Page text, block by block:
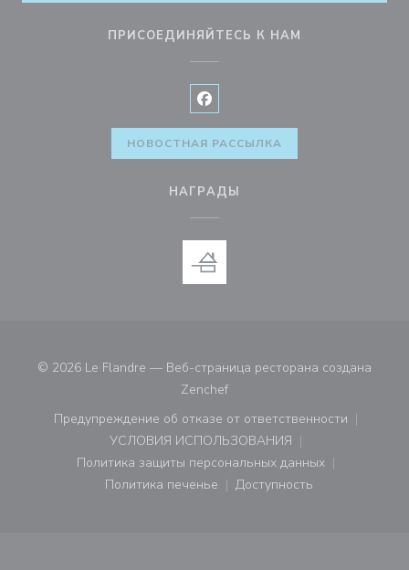
ПРИСОЕДИНЯЙТЕСЬ К НАМ
Facebook ((открывается в
НОВОСТНАЯ РАССЫЛКА
НАГРАДЫ
© 2026 Le Flandre — Веб-страница ресторана создана
Zenchef((открывается в новом окне))
Предупреждение об отказе от ответственности
((открывается в новом окне))
УСЛОВИЯ ИСПОЛЬЗОВАНИЯ
((открывается в новом окне))
Политика защиты персональных данных
((открывается в новом окне))
Политика печенье
((открывается в новом окне))
Доступность
((открывается в